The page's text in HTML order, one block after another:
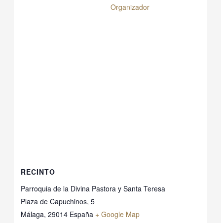
Organizador
RECINTO
Parroquia de la Divina Pastora y Santa Teresa
Plaza de Capuchinos, 5
Málaga, 29014 España + Google Map